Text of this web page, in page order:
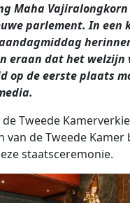
Maha
parlement. In een
eraan dat het welzijn
op de eerste plaats
Tweede
van de Tweede Kamer
staatsceremonie.